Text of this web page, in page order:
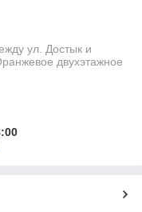
ул. Достык и
двухэтажное